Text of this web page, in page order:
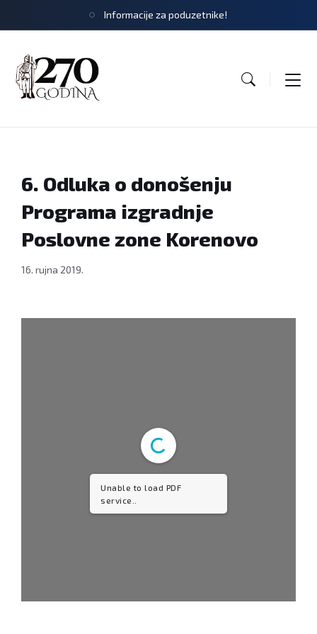
Informacije za poduzetnike!
6. Odluka o donošenju
Programa izgradnje
Poslovne zone Korenovo
16. rujna 2019.
Unable to load PDF
service..